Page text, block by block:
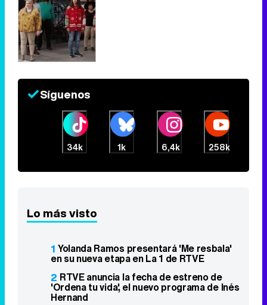
Síguenos
34k 1k 6,4k 258k
Lo más visto
1 Yolanda Ramos presentará 'Me resbala'
en su nueva etapa en La 1 de RTVE
2 RTVE anuncia la fecha de estreno de
'Ordena tu vida', el nuevo programa de Inés
Hernand